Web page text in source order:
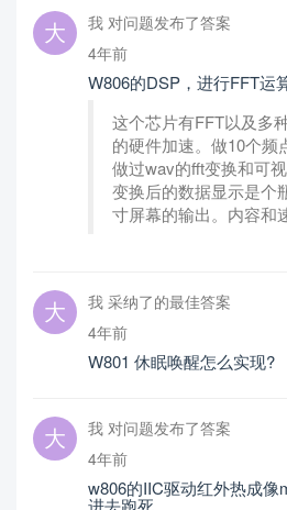
我 对问题发布了答案
4年前
W806的DSP，进行FFT运
这个芯片有FFT以及多
的硬件加速。做10个频
做过wav的fft变换和可
变换后的数据显示是个
寸屏幕的输出。内容和
我 采纳了的最佳答案
4年前
W801 休眠唤醒怎么实现?
我 对问题发布了答案
4年前
w806的IIC驱动红外热成像
进去跑死